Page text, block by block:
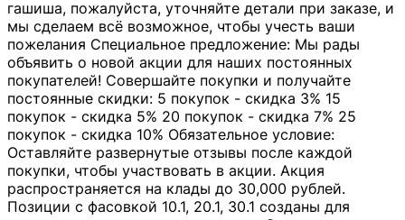
гашиша, пожалуйста, уточняйте детали при заказе, и
мы сделаем всё возможное, чтобы учесть ваши
пожелания Специальное предложение: Мы рады
объявить о новой акции для наших постоянных
покупателей! Совершайте покупки и получайте
постоянные скидки: 5 покупок - скидка 3% 15
покупок - скидка 5% 20 покупок - скидка 7% 25
покупок - скидка 10% Обязательное условие:
Оставляйте развернутые отзывы после каждой
покупки, чтобы участвовать в акции. Акция
распространяется на клады до 30,000 рублей.
Позиции с фасовкой 10.1, 20.1, 30.1 созданы для